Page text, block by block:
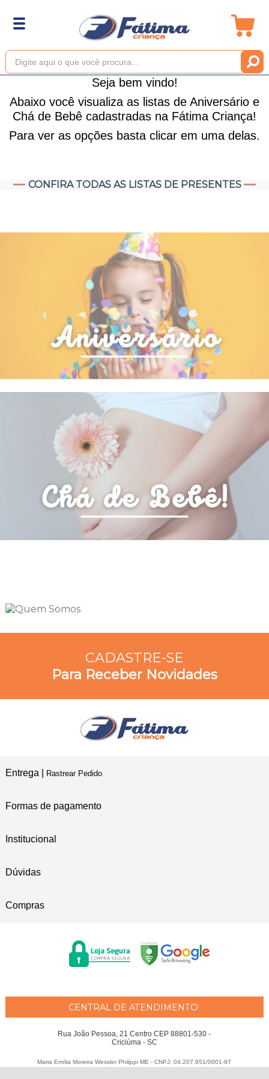
Seja bem vindo!
Abaixo você visualiza as listas de Aniversário e
Chá de Bebê cadastradas na Fátima Criança!
Para ver as opções basta clicar em uma delas.
CONFIRA TODAS AS LISTAS DE PRESENTES
CADASTRE-SE
Para Receber Novidades
Entrega | Rastrear Pedido
Formas de pagamento
Institucional
Dúvidas
Compras
CENTRAL DE ATENDIMENTO
Rua João Pessoa, 21 Centro CEP 88801-530 -
Criciúma - SC
Maria Emília Moreira Wessler Philippi ME - CNPJ: 04.207.951/0001-97